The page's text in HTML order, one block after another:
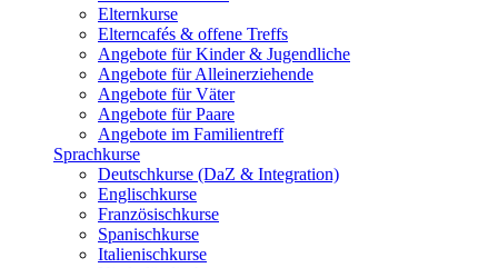
Elternkurse
Elterncafés & offene Treffs
Angebote für Kinder & Jugendliche
Angebote für Alleinerziehende
Angebote für Väter
Angebote für Paare
Angebote im Familientreff
Sprachkurse
Deutschkurse (DaZ & Integration)
Englischkurse
Französischkurse
Spanischkurse
Italienischkurse